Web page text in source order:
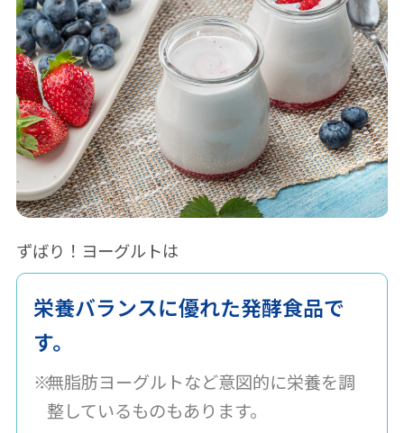
ずばり！ヨーグルトは
栄養バランスに優れた発酵食品で
す。
無脂肪ヨーグルトなど意図的に栄養を調
整しているものもあります。